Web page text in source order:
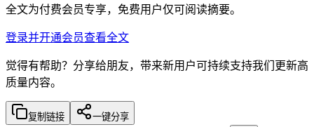
全文为付费会员专享，免费用户仅可阅读摘要。
登录并开通会员查看全文
觉得有帮助？分享给朋友，带来新用户可持续支持我们更新高
质量内容。
复制链接 一键分享